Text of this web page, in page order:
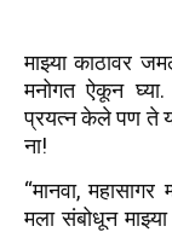
माझ्या काठावर
मनोगत ऐकून
प्रयत्न केले पण ते
ना!
“मानवा,
मला संबोधून